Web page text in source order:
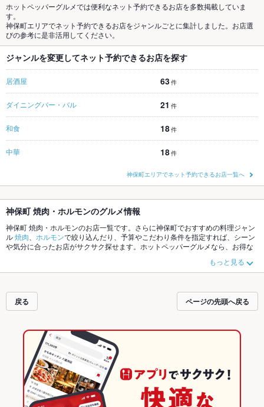
ホットペッパーグルメでは便利なネット予約できるお店を多数掲載していま
す。
神保町エリアでネット予約できるお店をジャンルごとに集計しました。お店選
びの参考に是非活用してください。
ジャンルを変更してネット予約できるお店を探す
居酒屋 63件
ダイニングバー・バル 21 件
和食 18件
中華 18件
神保町エリアでネット予約できるお店一覧へ
神保町 焼肉・ホルモンのグルメ情報
神保町 焼肉・ホルモンのお店一覧です。さらに神保町でおすすめの料理ジャン
ル焼肉 ホルモンで絞り込んだり、予算やこだわり条件を指定すれば、シーン
や気分に合ったお店がサクサク探せます。ホットペッパーグルメなら、お得な
など、お店の最新情報をご紹介しているので安心！24時間使える簡単便利なネ
ット予約が使えるお店も拡大中です。友達どうしの飲み会にも、会社の宴会に
さい。
もっと見る
戻る ページの先頭へ戻る